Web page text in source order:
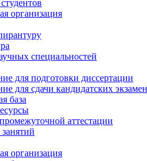
организация
специальностей
для подготовки диссертации
для сдачи кандидатских
база
аттестации
организация